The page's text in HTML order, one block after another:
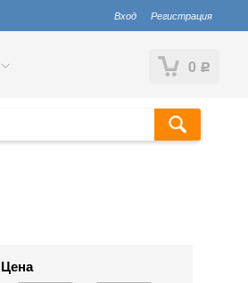
Вход Регистрация
0 Р
Цена